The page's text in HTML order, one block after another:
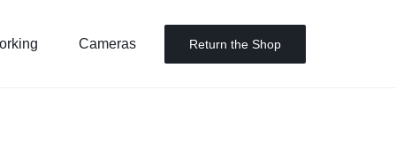
Cameras Return the Shop